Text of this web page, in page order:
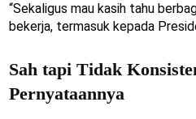
“Sekaligus mau kasih tahu
bekerja, termasuk kepada
Sah tapi Tidak
Pernyataannya